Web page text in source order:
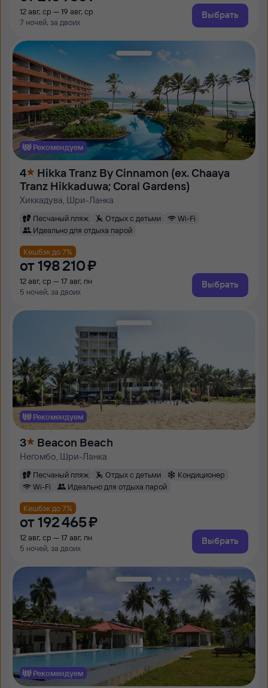
12 авг, ср — 19 авг, ср
7 ночей, за двоих
Выбрать
Рекомендуем
4
Hikka Tranz By Cinnamon (ех. Chaaya
Tranz Hikkaduwa; Coral Gardens)
Хиккадува, Шри-Ланка
Песчаный пляж Отдых с детьми
Wi-Fi
Идеально для отдыха парой
Кешбэк до 7%
от 198 ⁠210 ⁠₽
12 авг, ср — 17 авг, пн
5 ночей, за двоих
Выбрать
Рекомендуем
3 Beacon Beach
Негомбо, Шри-Ланка
Песчаный пляж Отдых с детьми
Кондиционер
Wi-Fi
Идеально для отдыха парой
Кешбэк до 7%
от 192 ⁠465 ⁠₽
12 авг, ср — 17 авг, пн
5 ночей, за двоих
Выбрать
Рекомендуем